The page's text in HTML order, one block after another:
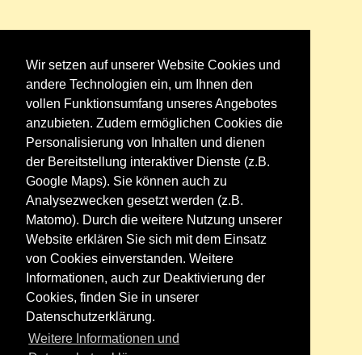
Wir setzen auf unserer Website Cookies und
andere Technologien ein, um Ihnen den
vollen Funktionsumfang unseres Angebotes
anzubieten. Zudem ermöglichen Cookies die
Personalisierung von Inhalten und dienen
der Bereitstellung interaktiver Dienste (z.B.
Google Maps). Sie können auch zu
Analysezwecken gesetzt werden (z.B.
Matomo). Durch die weitere Nutzung unserer
Website erklären Sie sich mit dem Einsatz
von Cookies einverstanden. Weitere
Informationen, auch zur Deaktivierung der
Cookies, finden Sie in unserer
Datenschutzerklärung.
Weitere Informationen und